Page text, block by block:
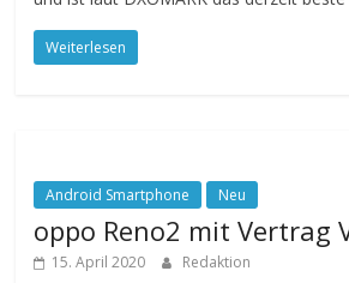
Weiterlesen
Android Smartphone Neu
oppo Reno2 mit Vertrag
15. April 2020 Redaktion